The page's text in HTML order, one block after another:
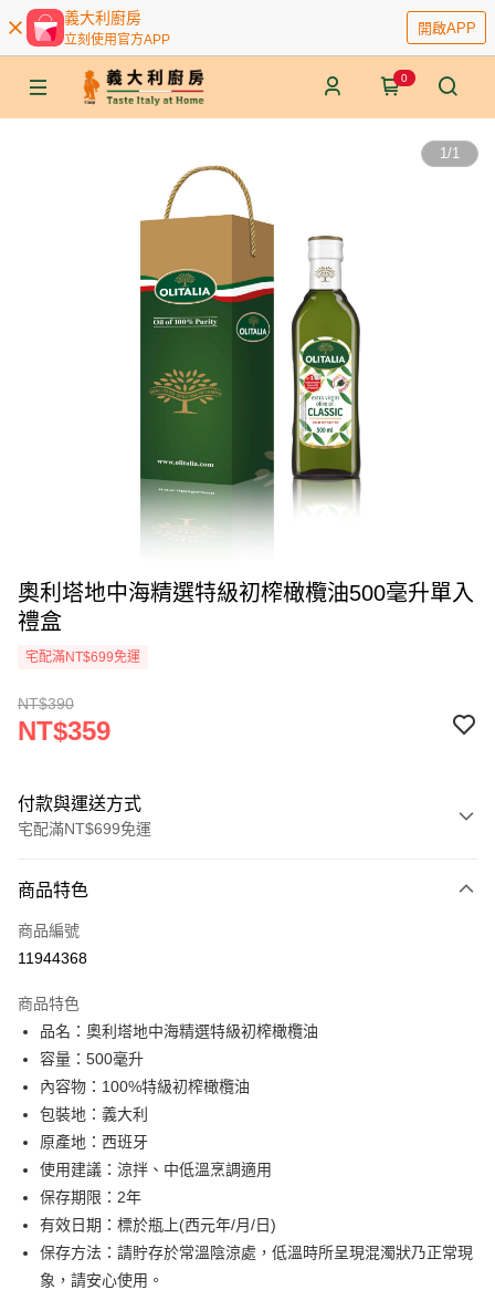
義大利廚房
立刻使用官方APP
開啟APP
0
1/1
奧利塔地中海精選特級初榨橄欖油500毫升單入
禮盒
宅配滿NT$699免運
NT$390
NT$359
付款與運送方式
宅配滿NT$699免運
信用卡一次付款
ATM付款
運送方式
宅配
每筆NT$90，滿NT$699(含以上)免運費
商品特色
商品編號
11944368
商品特色
品名：奧利塔地中海精選特級初榨橄欖油
容量：500毫升
內容物：100%特級初榨橄欖油
包裝地：義大利
原產地：西班牙
使用建議：涼拌、中低溫烹調適用
保存期限：2年
有效日期：標於瓶上(西元年/月/日)
保存方法：請貯存於常溫陰涼處，低溫時所呈現混濁狀乃正常現
象，請安心使用。